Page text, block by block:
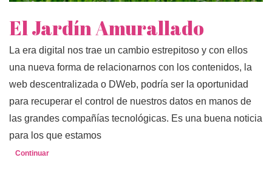
El Jardín Amurallado
La era digital nos trae un cambio estrepitoso y con ellos
una nueva forma de relacionarnos con los contenidos, la
web descentralizada o DWeb, podría ser la oportunidad
para recuperar el control de nuestros datos en manos de
las grandes compañías tecnológicas. Es una buena noticia
para los que estamos
Continuar